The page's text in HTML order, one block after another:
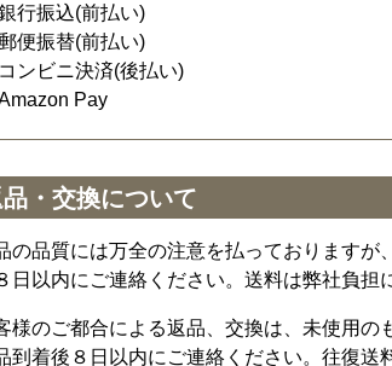
行振込(前払い)
便振替(前払い)
ンビニ決済(後払い)
Pay
・交換について
の品質には万全の注意を払っております
日以内にご連絡ください。送料は弊社負担
様のご都合による返品、交換は、未使用の
到着後８日以内にご連絡ください。往復